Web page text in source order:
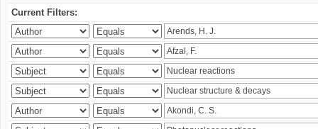
Current Filters: